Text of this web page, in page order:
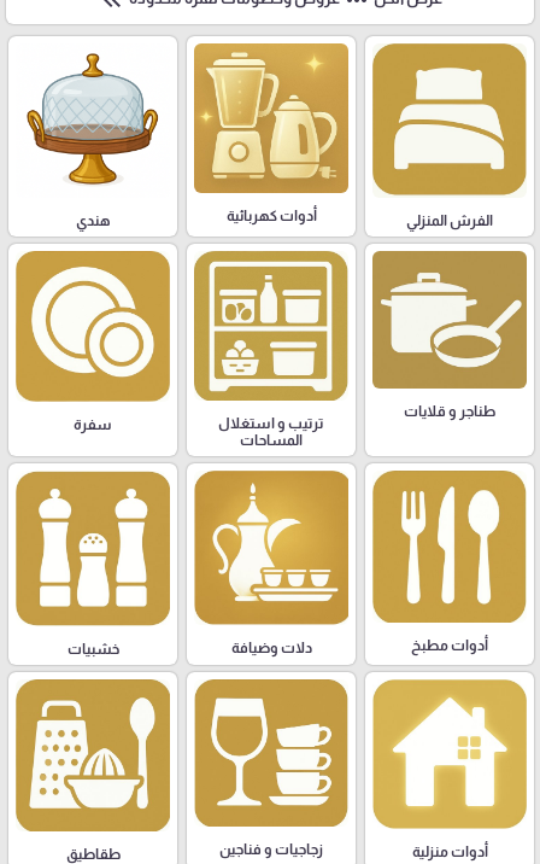
الفرش المنزلي أدوات كهربائية هندي
طناجر و قلايات
ترتيب و استغلال
المساحات
سفرة
أدوات مطبخ دلات وضيافة خشبيات
أدوات منزلية زجاجيات و فناجين طقاطيق